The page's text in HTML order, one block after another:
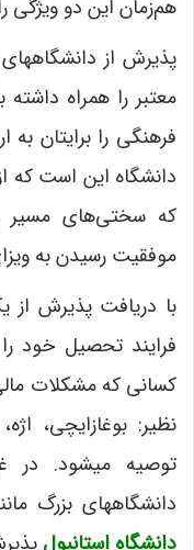
هم‌زمان این دو ویژگی
پذیرش از
معتبر را همراه
فرهنگی را برایتان به
دانشگاه این است که
که سختی‌های مسیر
موفقیت رسیدن به
با دریافت پذیرش از
فرایند تحصیل خود
کسانی که مشکلات
نظیر: بوغازایچی،
توصیه میشود. در
دانشگاههای بزرگ
دانشگاه استانبول